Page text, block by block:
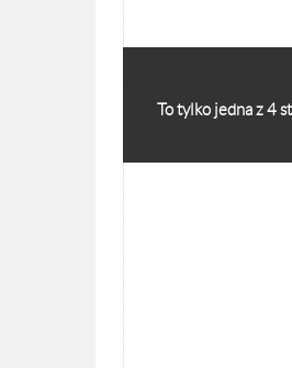
To tylko jedna z 4